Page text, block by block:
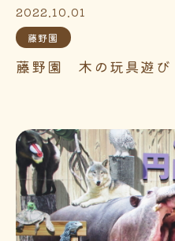
2022.10.01
藤野園
藤野園 木の玩具遊